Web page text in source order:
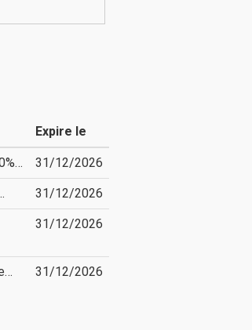
Expire le
31/12/2026
31/12/2026
31/12/2026
31/12/2026